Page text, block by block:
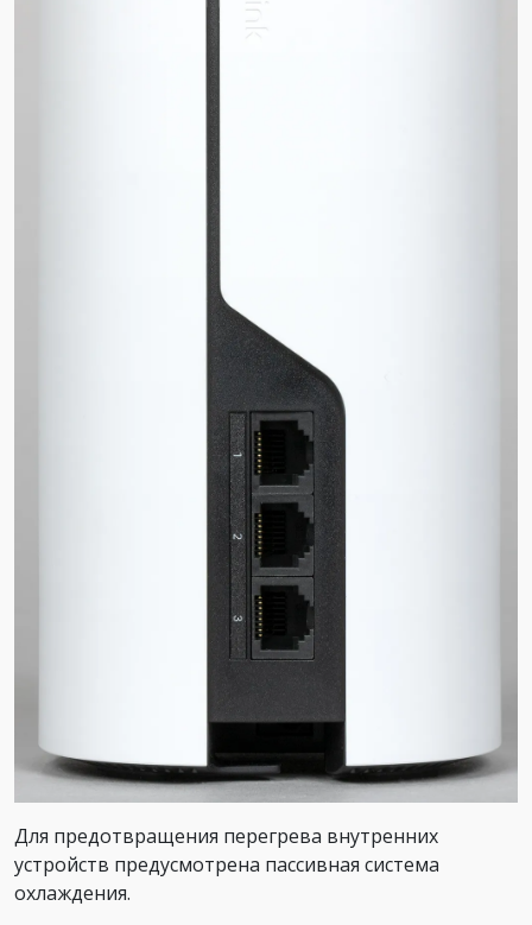
Для предотвращения перегрева внутренних
устройств предусмотрена пассивная система
охлаждения.